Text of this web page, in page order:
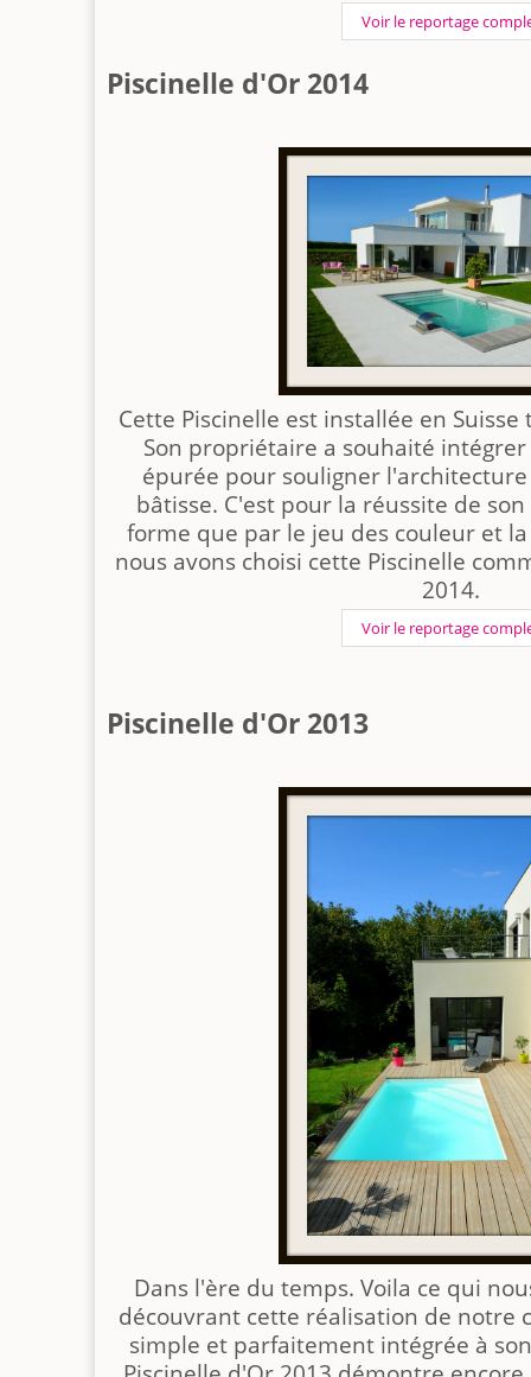
Voir le reportage
Piscinelle d'Or 2014
Cette Piscinelle est installée en
Son propriétaire a souhaité
épurée pour souligner
bâtisse. C'est pour la réussite de
forme que par le jeu des couleur et
nous avons choisi cette Piscinelle
2014.
Voir le reportage
Piscinelle d'Or 2013
Dans l'ère du temps. Voila ce qui
découvrant cette réalisation de notre
simple et parfaitement intégrée à